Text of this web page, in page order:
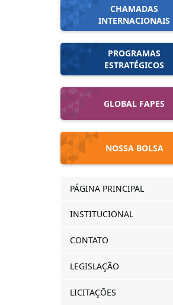
CHAMADAS
INTERNACIONAIS
PROGRAMAS
ESTRATÉGICOS
GLOBAL FAPES
NOSSA BOLSA
PÁGINA PRINCIPAL
INSTITUCIONAL
CONTATO
LEGISLAÇÃO
LICITAÇÕES